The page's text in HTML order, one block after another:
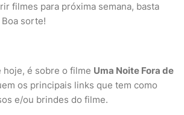
filmes para próxima semana, basta
sorte!
hoje, é sobre o filme Uma Noite Fora de
os principais links que tem como
e/ou brindes do filme.